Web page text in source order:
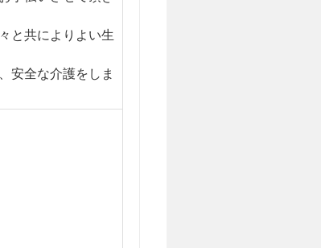
と共によりよい生
安全な介護をしま